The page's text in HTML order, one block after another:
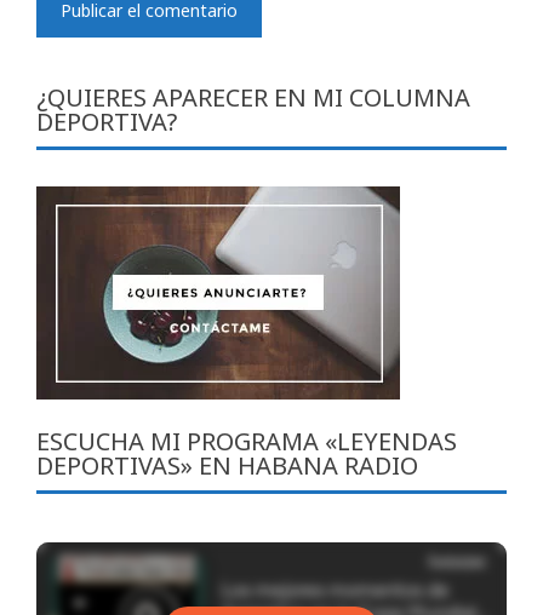
¿QUIERES APARECER EN MI COLUMNA
DEPORTIVA?
ESCUCHA MI PROGRAMA «LEYENDAS
DEPORTIVAS» EN HABANA RADIO